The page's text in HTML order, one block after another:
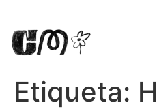
Etiqueta: